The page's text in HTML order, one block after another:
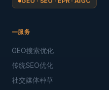
服务
GEO搜索优化
传统SEO优化
社交媒体种草